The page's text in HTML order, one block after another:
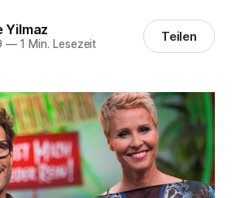
Yilmaz
—1 Min. Lesezeit Teilen